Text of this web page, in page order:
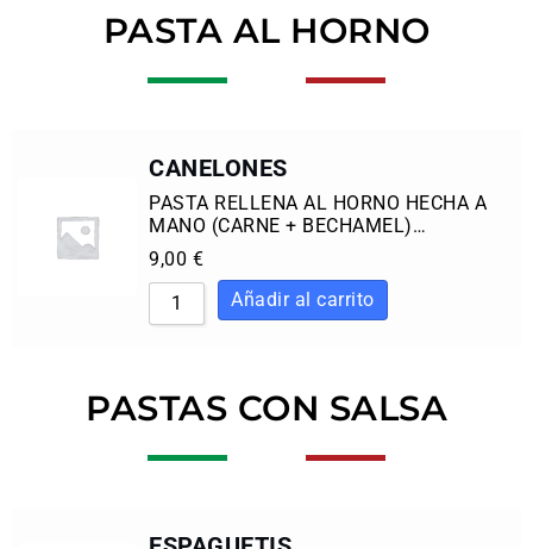
PASTA AL HORNO
CANELONES
PASTA RELLENA AL HORNO HECHA A
MANO (CARNE + BECHAMEL)…
9,00 €
PASTAS CON SALSA